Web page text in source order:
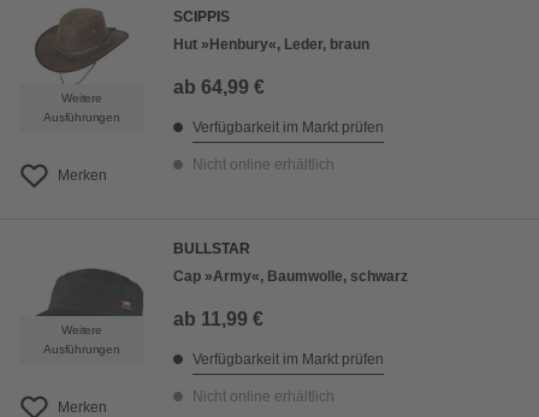
Weitere
Ausführungen
Merken
SCIPPIS
Hut »Henbury«, Leder, braun
ab 64,99 €
Verfügbarkeit im Markt prüfen
Nicht online erhältlich
Weitere
Ausführungen
Merken
BULLSTAR
Cap »Army«, Baumwolle, schwarz
ab 11,99 €
Verfügbarkeit im Markt prüfen
Nicht online erhältlich